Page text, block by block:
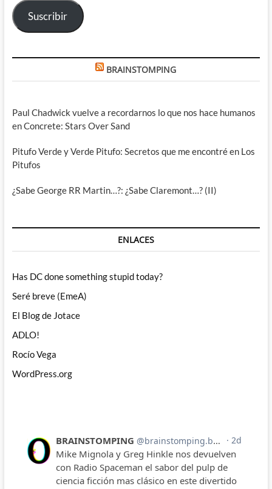
Suscribir
BRAINSTOMPING
Paul Chadwick vuelve a recordarnos lo que nos hace humanos
en Concrete: Stars Over Sand
Pitufo Verde y Verde Pitufo: Secretos que me encontré en Los
Pitufos
¿Sabe George RR Martin…?: ¿Sabe Claremont…? (II)
ENLACES
Has DC done something stupid today?
Seré breve (EmeA)
El Blog de Jotace
ADLO!
Rocío Vega
WordPress.org